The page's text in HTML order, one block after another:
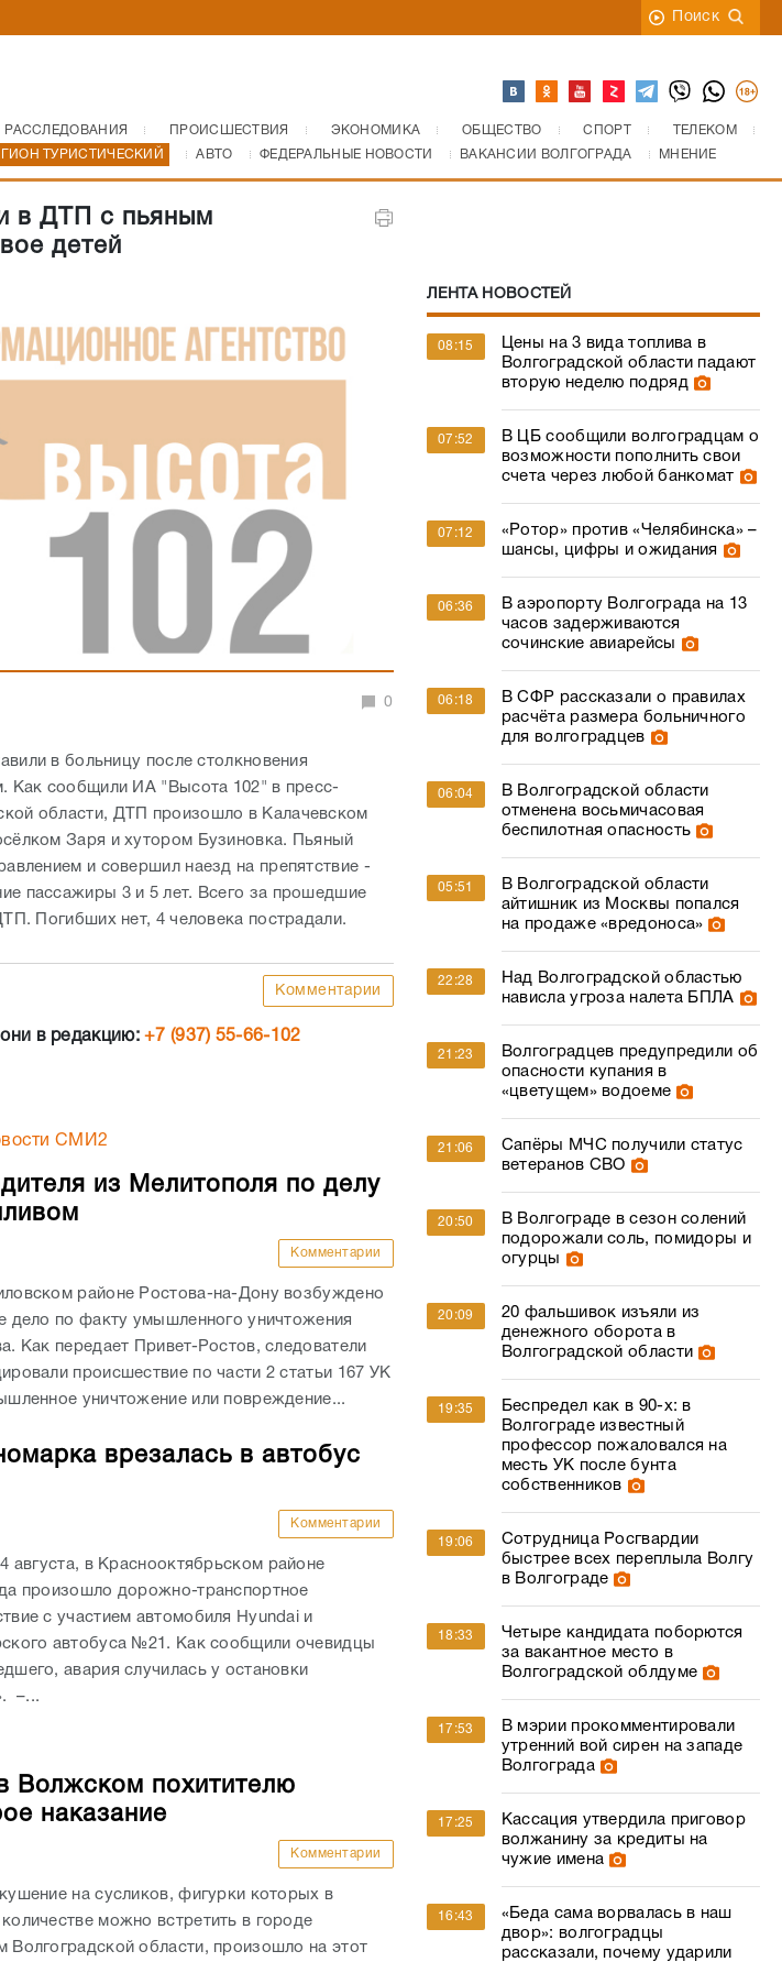
Поиск
РАССЛЕДОВАНИЯ ПРОИСШЕСТВИЯ ЭКОНОМИКА ОБЩЕСТВО СПОРТ
ТЕЛЕКОМ
ТУРИСТИЧЕСКИЙ АВТО ФЕДЕРАЛЬНЫЕ НОВОСТИ ВАКАНСИИ ВОЛГОГРАДА МНЕНИЕ
в ДТП с пьяным
детей
0
в больницу после столкновения
Как сообщили ИА "Высота 102" в пресс-
области, ДТП произошло в Калачевском
Заря и хутором Бузиновка. Пьяный
и совершил наезд на препятствие -
пассажиры 3 и 5 лет. Всего за прошедшие
Погибших нет, 4 человека пострадали.
Комментарии
в редакцию:+7 (937) 55-66-102
СМИ2
из Мелитополя по делу
Комментарии
районе Ростова-на-Дону возбуждено
дело по факту умышленного уничтожения
Как передает Привет-Ростов, следователи
происшествие по части 2 статьи 167 УК
уничтожение или повреждение...
врезалась в автобус
Комментарии
августа, в Краснооктябрьском районе
произошло дорожно-транспортное
с участием автомобиля Hyundai и
автобуса №21. Как сообщили очевидцы
авария случилась у остановки
–...
Волжском похитителю
наказание
Комментарии
на сусликов, фигурки которых в
можно встретить в городе
Волгоградской области, произошло на этот
ЛЕНТА НОВОСТЕЙ
08:15
Цены на 3 вида топлива в
Волгоградской области падают
вторую неделю подряд
07:52
В ЦБ сообщили волгоградцам о
возможности пополнить свои
счета через любой банкомат
07:12
«Ротор» против «Челябинска» –
шансы, цифры и ожидания
06:36
В аэропорту Волгограда на 13
часов задерживаются
сочинские авиарейсы
06:18
В СФР рассказали о правилах
расчёта размера больничного
для волгоградцев
06:04
В Волгоградской области
отменена восьмичасовая
беспилотная опасность
05:51
В Волгоградской области
айтишник из Москвы попался
на продаже «вредоноса»
22:28
Над Волгоградской областью
нависла угроза налета БПЛА
21:23
Волгоградцев предупредили об
опасности купания в
«цветущем» водоеме
21:06
Сапёры МЧС получили статус
ветеранов СВО
20:50
В Волгограде в сезон солений
подорожали соль, помидоры и
огурцы
20:09
20 фальшивок изъяли из
денежного оборота в
Волгоградской области
19:35
Беспредел как в 90-х: в
Волгограде известный
профессор пожаловался на
месть УК после бунта
собственников
19:06
Сотрудница Росгвардии
быстрее всех переплыла Волгу
в Волгограде
18:33
Четыре кандидата поборются
за вакантное место в
Волгоградской облдуме
17:53
В мэрии прокомментировали
утренний вой сирен на западе
Волгограда
17:25
Кассация утвердила приговор
волжанину за кредиты на
чужие имена
16:43
«Беда сама ворвалась в наш
двор»: волгоградцы
рассказали, почему ударили